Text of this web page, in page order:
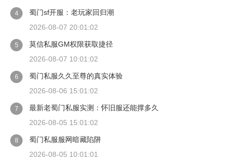
4
蜀门sf开服：老玩家回归潮
2026-08-07 20:01:02
5
莫信私服GM权限获取捷径
2026-08-07 10:01:02
6
蜀门私服久久至尊的真实体验
2026-08-06 15:01:02
7
最新老蜀门私服实测：怀旧服还能撑多久
2026-08-05 15:01:02
8
蜀门私服服网暗藏陷阱
2026-08-05 10:01:01